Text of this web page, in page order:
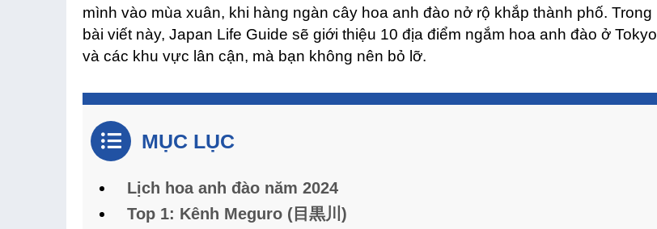
mình vào mùa xuân, khi hàng ngàn cây hoa anh đào nở rộ khắp thành phố. Trong
bài viết này, Japan Life Guide sẽ giới thiệu 10 địa điểm ngắm hoa anh đào ở Tokyo
và các khu vực lân cận, mà bạn không nên bỏ lỡ.
MỤC LỤC
Lịch hoa anh đào năm 2024
Top 1: Kênh Meguro (目黒川)